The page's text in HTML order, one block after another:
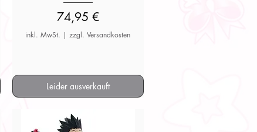
Preis
74,95 €
inkl. MwSt. |zzgl. Versandkosten
Leider ausverkauft